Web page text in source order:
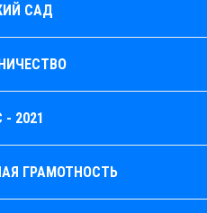
САД
2021
ГРАМОТНОСТЬ